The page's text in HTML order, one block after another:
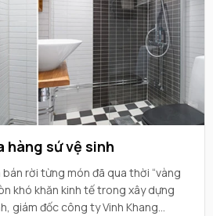
hàng sứ vệ sinh
rời từng món đã qua thời “vàng
khó khăn kinh tế trong xây dựng
giám đốc công ty Vinh Khang